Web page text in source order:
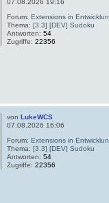
07.08.2026 19:16
Forum:Extensions in
Thema:[3.3] [DEV] Sudoku
Antworten:54
Zugriffe:22356
vonLukeWCS
07.08.2026 16:06
Forum:Extensions in
Thema:[3.3] [DEV] Sudoku
Antworten:54
Zugriffe:22356